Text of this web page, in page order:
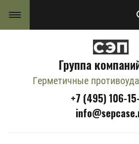
Группа
Герметичные
+7 (495) 106-